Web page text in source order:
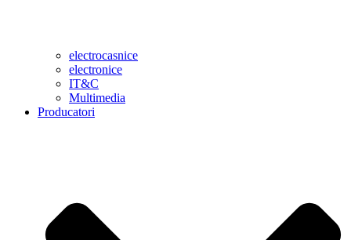
electrocasnice
electronice
IT&C
Multimedia
Producatori